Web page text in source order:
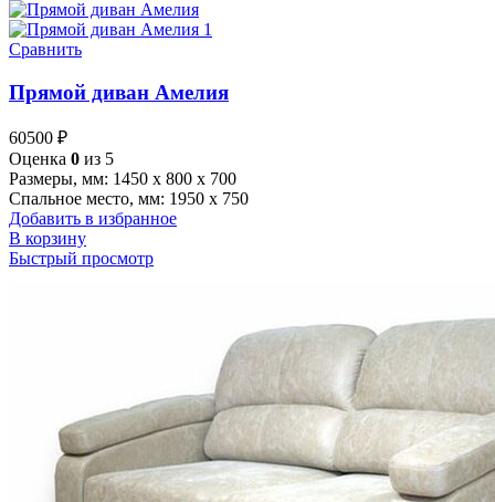
Сравнить
Прямой диван Амелия
60500 ₽
Оценка 0 из 5
Размеры, мм: 1450 х 800 х 700
Спальное место, мм: 1950 х 750
Добавить в избранное
В корзину
Быстрый просмотр